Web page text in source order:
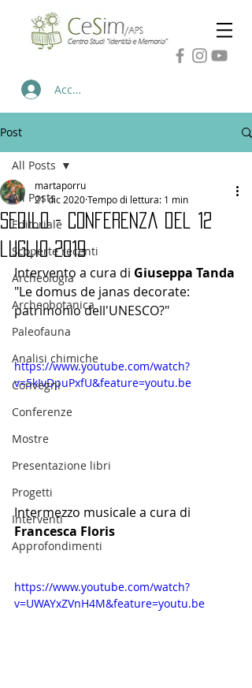
Accedi
Post
All Posts
Editoriale
Scoperte recenti
Archeologia
Archeobotanica
Paleofauna
Analisi chimiche
Convegni
Conferenze
Mostre
Presentazione libri
Progetti
Interventi
Approfondimenti
All Posts
Sedilo - Conferenza del 12
luglio 2019
martaporru
21 dic 2020Tempo di lettura: 1 min
Intervento a cura di Giuseppa Tanda
"Le domus de janas decorate:
patrimonio dell'UNESCO?"
https://www.youtube.com/watch?
v=5kIvDpuPxfU&feature=youtu.be
Intermezzo musicale a cura di
Francesca Floris
https://www.youtube.com/watch?
v=UWAYxZVnH4M&feature=youtu.be